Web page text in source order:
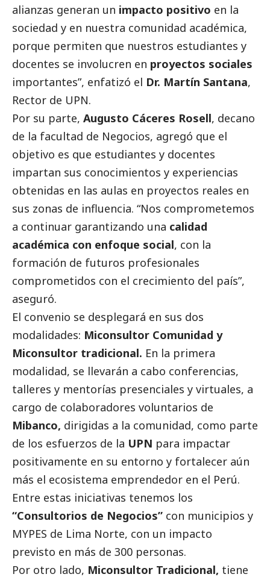
alianzas generan un impacto positivo en la
sociedad y en nuestra comunidad académica,
porque permiten que nuestros estudiantes y
docentes se involucren en proyectos sociales
importantes”, enfatizó el Dr. Martín Santana,
Rector de UPN.
Por su parte, Augusto Cáceres Rosell, decano
de la facultad de Negocios, agregó que el
objetivo es que estudiantes y docentes
impartan sus conocimientos y experiencias
obtenidas en las aulas en proyectos reales en
sus zonas de influencia. “Nos comprometemos
a continuar garantizando una calidad
académica con enfoque social, con la
formación de futuros profesionales
comprometidos con el crecimiento del país”,
aseguró.
El convenio se desplegará en sus dos
modalidades: Miconsultor Comunidad y
Miconsultor tradicional. En la primera
modalidad, se llevarán a cabo conferencias,
talleres y mentorías presenciales y virtuales, a
cargo de colaboradores voluntarios de
Mibanco, dirigidas a la comunidad, como parte
de los esfuerzos de la UPN para impactar
positivamente en su entorno y fortalecer aún
más el ecosistema emprendedor en el Perú.
Entre estas iniciativas tenemos los
“Consultorios de Negocios” con municipios y
MYPES de Lima Norte, con un impacto
previsto en más de 300 personas.
Por otro lado, Miconsultor Tradicional, tiene